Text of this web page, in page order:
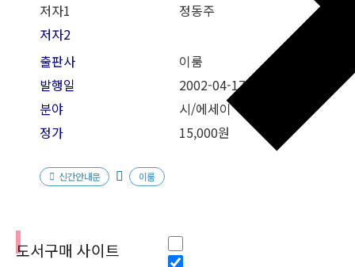
저자1
정동주
저자2
출판사
이룸
발행일
2002-04-17
분야
시/에세이
정가
15,000원
신간안내문 이룸
도서구매 사이트